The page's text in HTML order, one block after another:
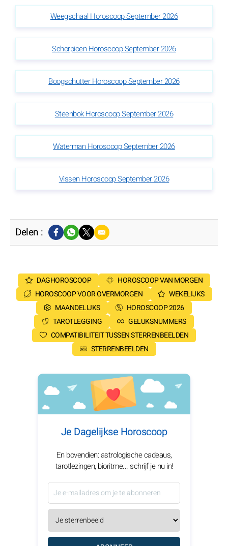
Weegschaal Horoscoop September 2026
Schorpioen Horoscoop September 2026
Boogschutter Horoscoop September 2026
Steenbok Horoscoop September 2026
Waterman Horoscoop September 2026
Vissen Horoscoop September 2026
Delen :
DAGHOROSCOOP
HOROSCOOP VAN MORGEN
HOROSCOOP VOOR OVERMORGEN
WEKELIJKS
MAANDELIJKS
HOROSCOOP 2026
TAROTLEGGING
GELUKSNUMMERS
COMPATIBILITEIT TUSSEN STERRENBEELDEN
STERRENBEELDEN
Je Dagelijkse Horoscoop
En bovendien: astrologische cadeaus,
tarotlezingen, bioritme... schrijf je nu in!